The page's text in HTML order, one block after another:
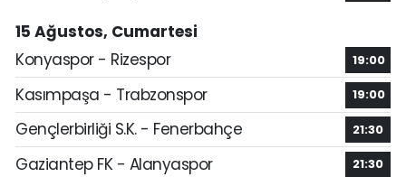
15 Ağustos, Cumartesi
Konyaspor - Rizespor
19:00
Kasımpaşa - Trabzonspor 19:00
Gençlerbirliği S.K. - Fenerbahçe 21:30
Gaziantep FK - Alanyaspor 21:30